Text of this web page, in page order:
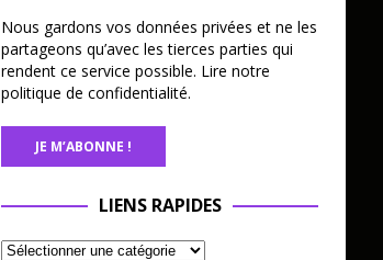
Nous gardons vos données privées et ne les
partageons qu’avec les tierces parties qui
rendent ce service possible. Lire notre
politique de confidentialité.
LIENS RAPIDES